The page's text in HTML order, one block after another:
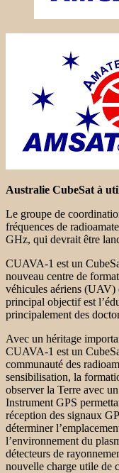
Australie CubeSat à
Le groupe de
fréquences de
GHz, qui devrait être
CUAVA-1 est un
nouveau centre de
véhicules aériens
principal objectif est
principalement des
Avec un héritage
CUAVA-1 est un
communauté des
sensibilisation, la
observer la Terre avec
Instrument GPS
réception des signaux
déterminer
l’environnement du
détecteurs de
nouvelle charge utile de